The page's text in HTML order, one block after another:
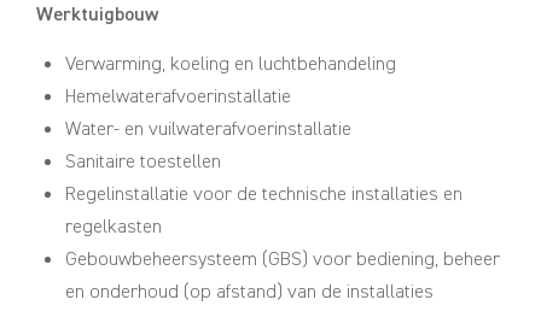
Werktuigbouw
Verwarming, koeling en luchtbehandeling
Hemelwaterafvoerinstallatie
Water- en vuilwaterafvoerinstallatie
Sanitaire toestellen
Regelinstallatie voor de technische installaties en
regelkasten
Gebouwbeheersysteem (GBS) voor bediening, beheer
en onderhoud (op afstand) van de installaties